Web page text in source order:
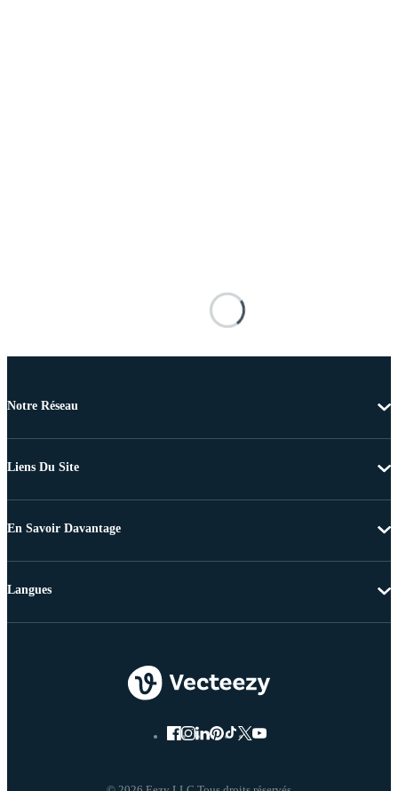
Notre Réseau
Liens Du Site
En Savoir Davantage
Langues